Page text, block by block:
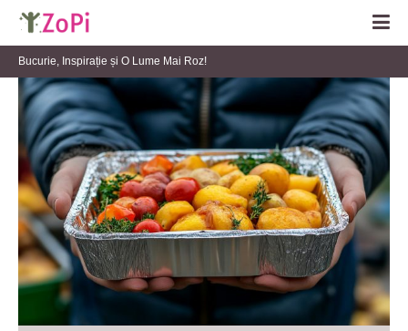
Bucurie, Inspirație și O Lume Mai Roz!